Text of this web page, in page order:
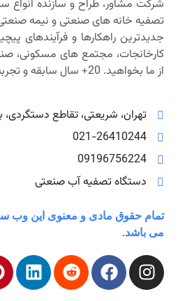
شرکت مشاور، طراح و سازنده انواع
تصفیه خانه های صنعتی و نیمه
جدیدترین راهکارها و فرآیندهای
کارخانجات، مجتمع های مسکونی،
از ما بخواهید. 20+ سال سابقه و تجربه شوخی نیست!
تهران، شریعتی، تقاطع
021-26410244
09196756224
دستگاه تصفیه آب صنعتی
تمام حقوق مادی و معنوی این وب
می باشد.